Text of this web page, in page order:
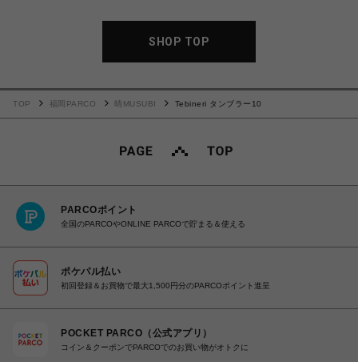
SHOP TOP
TOP 福岡PARCO 晴MUSUBI Tebineri タンブラー10
PARCOポイント
全国のPARCOやONLINE PARCOで貯まる＆使える
ポケパル払い
初回登録＆お買物で最大1,500円分のPARCOポイント進呈
POCKET PARCO（公式アプリ）
コイン＆クーポンでPARCOでのお買い物がオトクに